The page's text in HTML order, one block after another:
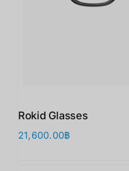
Rokid Glasses
21,600.00฿